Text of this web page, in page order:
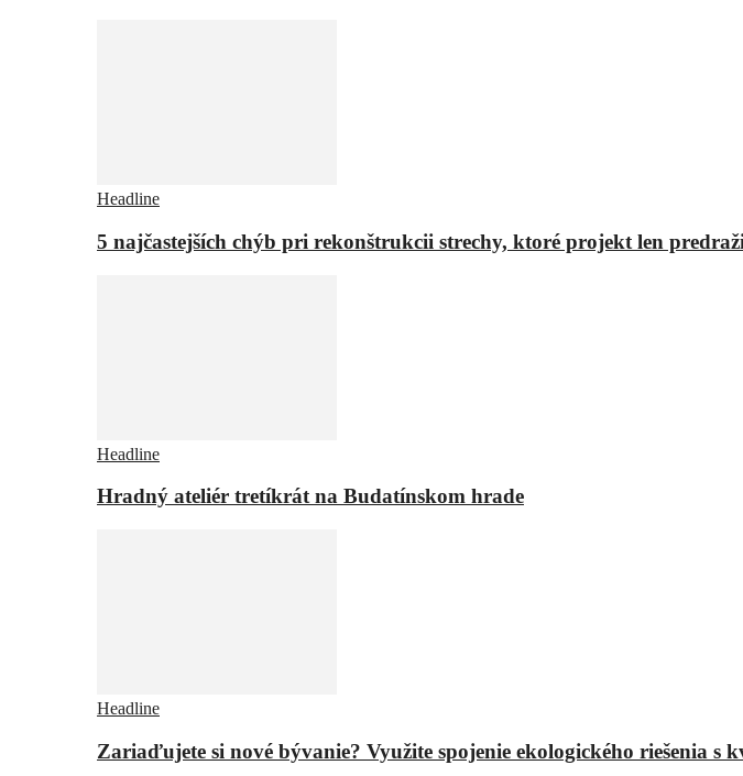
Headline
5 najčastejších chýb pri rekonštrukcii strechy, ktoré projekt len
Headline
Hradný ateliér tretíkrát na Budatínskom hrade
Headline
Zariaďujete si nové bývanie? Využite spojenie ekologického riešenia s